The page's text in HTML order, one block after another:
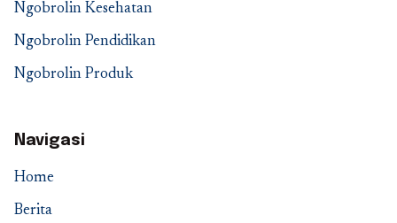
Ngobrolin Kesehatan
Ngobrolin Pendidikan
Ngobrolin Produk
Navigasi
Home
Berita